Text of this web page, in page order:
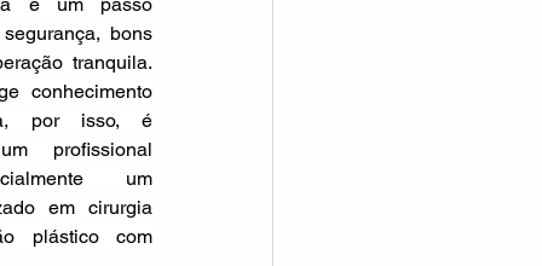
bons
tranquila.
conhecimento
por isso, é
profissional
um
em cirurgia
plástico com